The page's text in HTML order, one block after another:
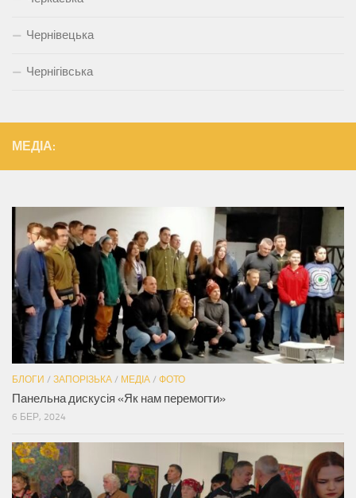
Чернівецька
Чернігівська
МЕДІА:
БЛОГИ / ЗАПОРІЗЬКА / МЕДІА / ФОТО
Панельна дискусія «Як нам перемогти»
6 БЕР, 2024